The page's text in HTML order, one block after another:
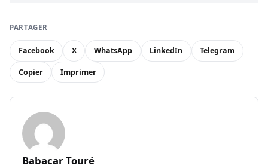
PARTAGER
Facebook X WhatsApp LinkedIn Telegram
Copier Imprimer
Babacar Touré